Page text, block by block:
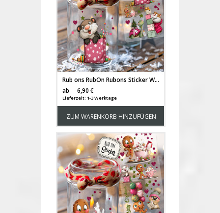
Rub ons RubOn Rubons Sticker Weihnachten Weihnachtssticker Weihnachtsmotive Weihnachts Figuren Männer Wichtel Weihnachtswichtel Lebkuchenfiguren DIN lang rb45
ab
6,90 €
Lieferzeit: 1-3 Werktage
ZUM WARENKORB HINZUFÜGEN